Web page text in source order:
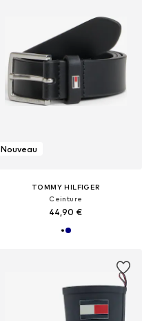
Nouveau
TOMMY HILFIGER
Ceinture
44,90 €